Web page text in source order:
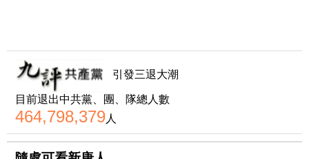
引發三退大潮
目前退出中共黨、團、隊總人數
464,798,379人